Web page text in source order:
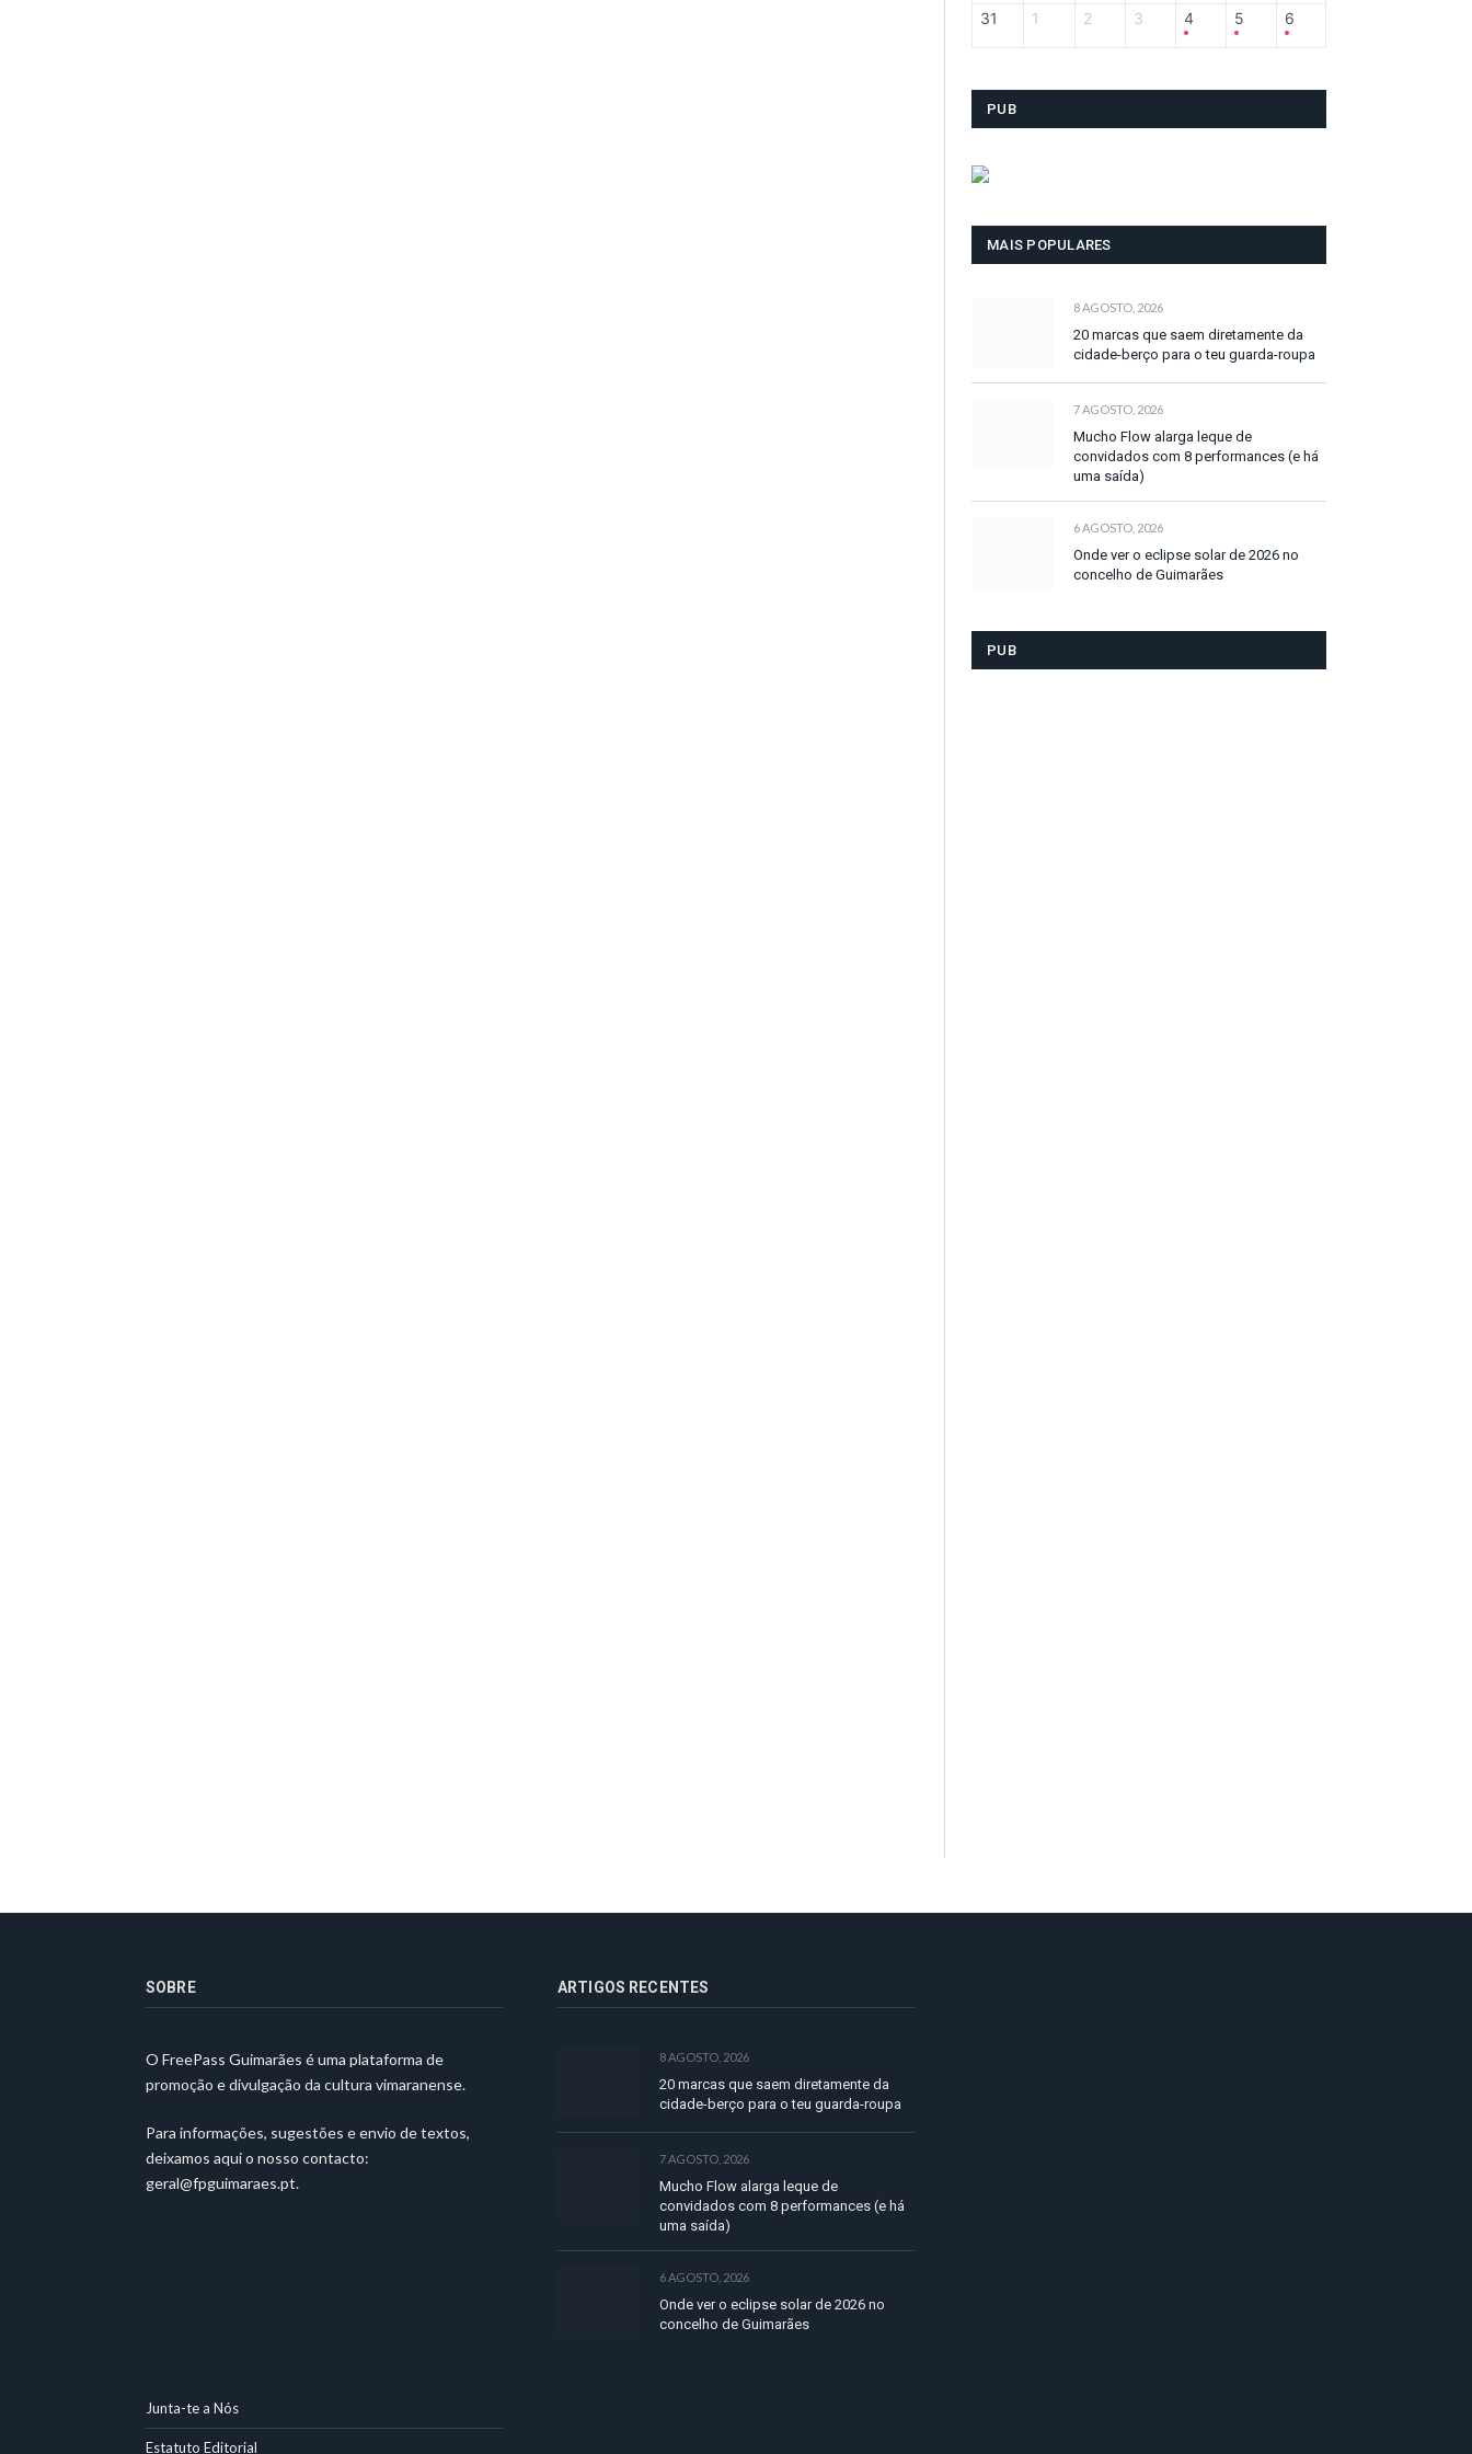
31 1 2 3 4 5 6
PUB
MAIS POPULARES
8 AGOSTO, 2026
20 marcas que saem diretamente da
cidade-berço para o teu guarda-roupa
7 AGOSTO, 2026
Mucho Flow alarga leque de
convidados com 8 performances (e há
uma saída)
6 AGOSTO, 2026
Onde ver o eclipse solar de 2026 no
concelho de Guimarães
PUB
SOBRE
O FreePass Guimarães é uma plataforma de
promoção e divulgação da cultura vimaranense.
Para informações, sugestões e envio de textos,
deixamos aqui o nosso contacto:
geral@fpguimaraes.pt.
ARTIGOS RECENTES
8 AGOSTO, 2026
20 marcas que saem diretamente da
cidade-berço para o teu guarda-roupa
7 AGOSTO, 2026
Mucho Flow alarga leque de
convidados com 8 performances (e há
uma saída)
6 AGOSTO, 2026
Onde ver o eclipse solar de 2026 no
concelho de Guimarães
Junta-te a Nós
Estatuto Editorial